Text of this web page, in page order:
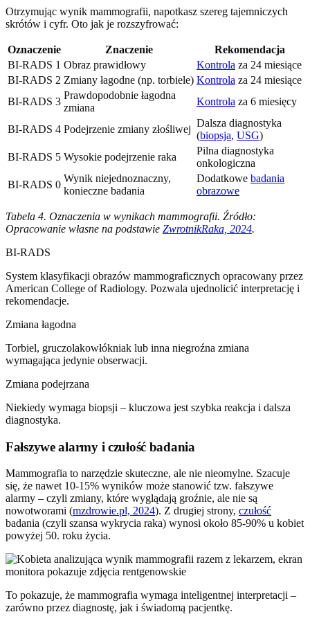
Otrzymując wynik mammografii, napotkasz szereg tajemniczych
skrótów i cyfr. Oto jak je rozszyfrować:
Oznaczenie Znaczenie
Rekomendacja
BI-RADS 1 Obraz prawidłowy Kontrola za 24 miesiące
BI-RADS 2 Zmiany łagodne (np. torbiele) Kontrola za 24 miesiące
BI-RADS 3
Prawdopodobnie łagodna
zmiana
Kontrola za 6 miesięcy
BI-RADS 4 Podejrzenie zmiany złośliwej
Dalsza diagnostyka
(biopsja, USG)
BI-RADS 5 Wysokie podejrzenie raka
Pilna diagnostyka
onkologiczna
BI-RADS 0
Wynik niejednoznaczny,
konieczne badania
Dodatkowe badania
obrazowe
Tabela 4. Oznaczenia w wynikach mammografii. Źródło:
Opracowanie własne na podstawie ZwrotnikRaka, 2024.
BI-RADS
System klasyfikacji obrazów mammograficznych opracowany przez
American College of Radiology. Pozwala ujednolicić interpretację i
rekomendacje.
Zmiana łagodna
Torbiel, gruczolakowłókniak lub inna niegroźna zmiana
wymagająca jedynie obserwacji.
Zmiana podejrzana
Niekiedy wymaga biopsji – kluczowa jest szybka reakcja i dalsza
diagnostyka.
Fałszywe alarmy i czułość badania
Mammografia to narzędzie skuteczne, ale nie nieomylne. Szacuje
się, że nawet 10-15% wyników może stanowić tzw. fałszywe
alarmy – czyli zmiany, które wyglądają groźnie, ale nie są
nowotworami (mzdrowie.pl, 2024). Z drugiej strony, czułość
badania (czyli szansa wykrycia raka) wynosi około 85-90% u kobiet
powyżej 50. roku życia.
To pokazuje, że mammografia wymaga inteligentnej interpretacji –
zarówno przez diagnostę, jak i świadomą pacjentkę.